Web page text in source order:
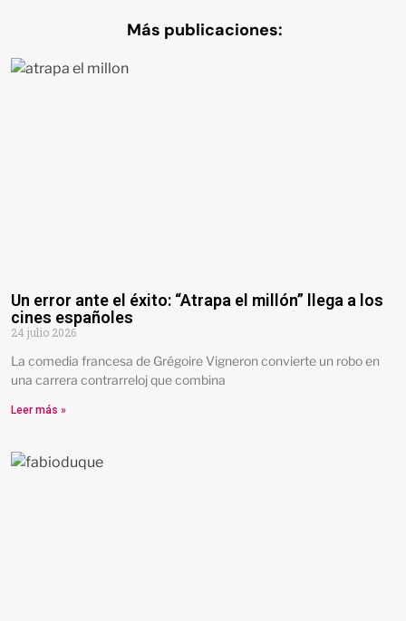
Más publicaciones:
Un error ante el éxito: “Atrapa el millón” llega a los
cines españoles
24 julio 2026
La comedia francesa de Grégoire Vigneron convierte un robo en
una carrera contrarreloj que combina
Leer más »